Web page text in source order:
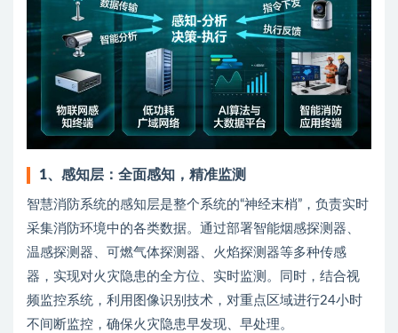
1、 感知层：全面感知，精准监测
智慧消防系统的感知层是整个系统的“神经末梢”，负责实时
采集消防环境中的各类数据。通过部署智能烟感探测器、
温感探测器、可燃气体探测器、火焰探测器等多种传感
器，实现对火灾隐患的全方位、实时监测。同时，结合视
频监控系统，利用图像识别技术，对重点区域进行24小时
不间断监控，确保火灾隐患早发现、早处理。